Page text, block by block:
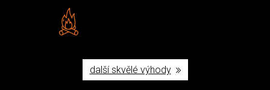
další skvělé výhody